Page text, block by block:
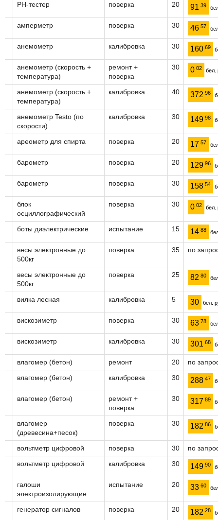
PH-тестер поверка 20 91 39
амперметр поверка 30 46 57
анемометр калибровка 30 160 69
анемометр (скорость +
температура)
ремонт +
поверка
30 0 02 бел.
анемометр (скорость +
температура)
калибровка 40 372 96
анемометр Testo (по
скорости)
калибровка 30 149 98
ареометр для спирта поверка 20 17 57
барометр поверка 20 129 96
барометр поверка 30 158 54
блок
осциллографический
поверка 30 0 02 бел.
боты диэлектрические испытание 15 14 88
весы электронные до
500кг
поверка 35 по
весы электронные до
500кг
поверка 25 82 80
вилка лесная калибровка 5 30 бел.
вискозиметр поверка 30 63 78
вискозиметр калибровка 30 301 68
влагомер (бетон) ремонт 20
по
влагомер (бетон)
калибровка 30 288 47
влагомер (бетон)
ремонт +
поверка
30 317 89
влагомер
(древесина+песок)
поверка 30 182 86
вольтметр цифровой поверка 30
по
вольтметр цифровой
калибровка 30 149 90
галоши
электроизолирующие
испытание 20 33 60
генератор сигналов поверка 20 182 28